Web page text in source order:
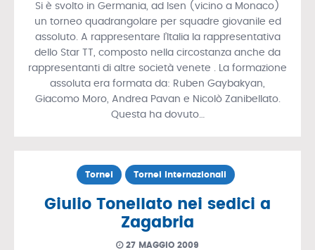
Si è svolto in Germania, ad Isen (vicino a Monaco)
un torneo quadrangolare per squadre giovanile ed
assoluto. A rappresentare l’Italia la rappresentativa
dello Star TT, composto nella circostanza anche da
rappresentanti di altre società venete . La formazione
assoluta era formata da: Ruben Gaybakyan,
Giacomo Moro, Andrea Pavan e Nicolò Zanibellato.
Questa ha dovuto…
Tornei Tornei Internazionali
Giulio Tonellato nei sedici a
Zagabria
27 MAGGIO 2009